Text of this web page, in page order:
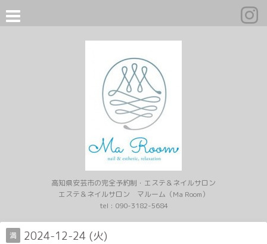
高知県安芸市の完全予約制・エステ＆ネイルサロン
エステ＆ネイルサロン マルーム（Ma Room）
tel : 090-3182-5684
満 2024-12-24 (火)